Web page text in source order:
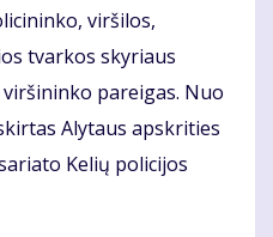
viršilos,
tvarkos skyriaus
pareigas. Nuo
Alytaus apskrities
Kelių policijos